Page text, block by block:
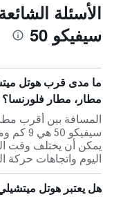
الأسئلة
سيفيكو 50
مطار، مطار فلورنسا؟
المسافة بين أقرب
يمكن أن يختلف وقت
اليوم واتجاهات حركة